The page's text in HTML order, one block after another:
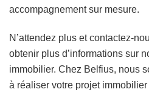
accompagnement sur mesure.
N’attendez plus et contactez-
obtenir plus d’informations sur
immobilier. Chez Belfius, nous
à réaliser votre projet